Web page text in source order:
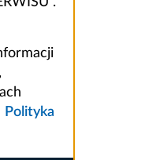
Polityka